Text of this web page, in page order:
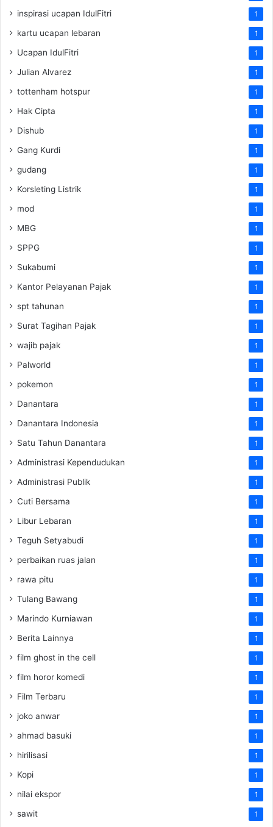
inspirasi ucapan IdulFitri 1
kartu ucapan lebaran 1
Ucapan IdulFitri 1
Julian Alvarez 1
tottenham hotspur 1
Hak Cipta 1
Dishub 1
Gang Kurdi 1
gudang 1
Korsleting Listrik 1
mod 1
MBG 1
SPPG 1
Sukabumi 1
Kantor Pelayanan Pajak 1
spt tahunan 1
Surat Tagihan Pajak 1
wajib pajak 1
Palworld 1
pokemon 1
Danantara 1
Danantara Indonesia 1
Satu Tahun Danantara 1
Administrasi Kependudukan 1
Administrasi Publik 1
Cuti Bersama 1
Libur Lebaran 1
Teguh Setyabudi 1
perbaikan ruas jalan 1
rawa pitu 1
Tulang Bawang 1
Marindo Kurniawan 1
Berita Lainnya 1
film ghost in the cell 1
film horor komedi 1
Film Terbaru 1
joko anwar 1
ahmad basuki 1
hirilisasi 1
Kopi 1
nilai ekspor 1
sawit 1